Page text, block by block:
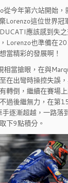
從今年第六站開始
Lorenzo這位世界冠
應該感到失
Lorenzo也準備在
當精彩的發展啊！
當搶眼，在與
在出彎時操控失誤
轉倒，繼續在賽場
過後繼無力，在第
逐漸超越，一路落
下9點積分。